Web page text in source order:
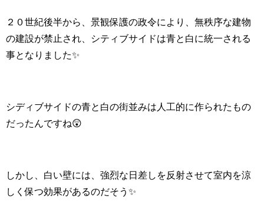
２０世紀後半から、景観保護の政令により、無秩序な建物
の建設が禁止され、シティブサイドは青と白に統一される
事となりました✨
シディブサイドの青と白の街並みは人工的に作られたもの
だったんですね😲
しかし、白い壁には、強烈な日差しを反射させて室内を涼
しく保つ効果があるのだそう✨